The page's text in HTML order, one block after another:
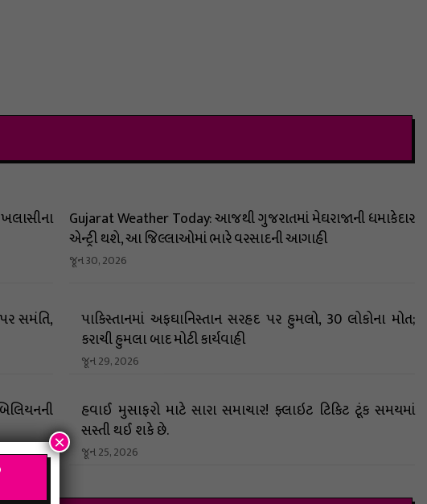
Gujarat Weather Today: આજથી ગુજરાતમાં મેઘરાજાની ધમાકેદાર
એન્ટ્રી થશે, આ જિલ્લાઓમાં ભારે વરસાદની આગાહી
જૂન 30, 2026
સમંતિ,
પાકિસ્તાનમાં અફઘાનિસ્તાન સરહદ પર હુમલો, 30 લોકોના મોત;
કરાચી હુમલા બાદ મોટી કાર્યવાહી
જૂન 29, 2026
હવાઈ ​​મુસાફરો માટે સારા સમાચાર! ફ્લાઇટ ટિકિટ ટૂંક સમયમાં
સસ્તી થઈ શકે છે.
જૂન 25, 2026
×